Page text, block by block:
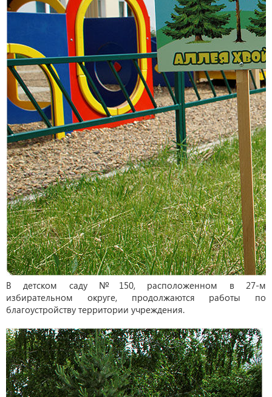
В детском саду №150, расположенном в 27-м
избирательном округе, продолжаются работы по
благоустройству территории учреждения.